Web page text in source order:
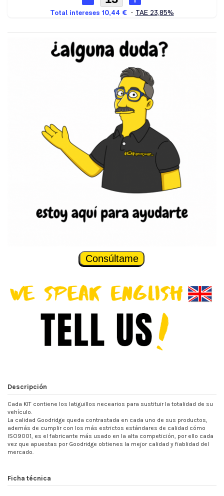
Consúltame
Descripción
Cada KIT contiene los latiguillos necearios para sustituir la totalidad de su
vehículo.
La calidad Goodridge queda contrastada en cada uno de sus productos,
además de cumplir con los más estrictos estándares de calidad cómo
ISO9001, es el fabricante más usado en la alta competición, por ello cada
vez que apuestas por Goodridge obtienes la mejor calidad y fiablidad del
mercado.
Ficha técnica